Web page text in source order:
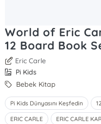
World of Eric
12 Board Book
Eric Carle
Pi Kids
Bebek Kitap
Pi Kids Dünyasını Keşfedin
ERIC CARLE ERIC CARLE